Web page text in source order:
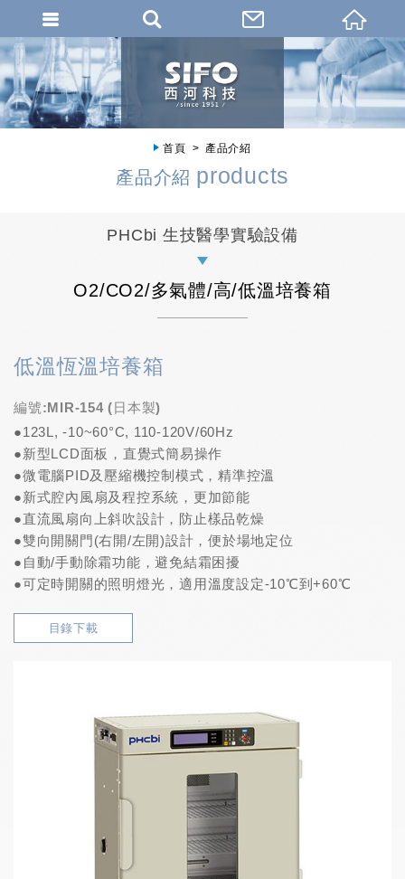
首頁 產品介紹
產品介紹 products
PHCbi 生技醫學實驗設備
O2/CO2/多氣體/高/低溫培養箱
低溫恆溫培養箱
編號:MIR-154 (日本製)
●123L, -10~60°C, 110-120V/60Hz
●新型LCD面板，直覺式簡易操作
●微電腦PID及壓縮機控制模式，精準控溫
●新式腔內風扇及程控系統，更加節能
●直流風扇向上斜吹設計，防止樣品乾燥
●雙向開關門(右開/左開)設計，便於場地定位
●自動/手動除霜功能，避免結霜困擾
●可定時開關的照明燈光，適用溫度設定-10℃到+60℃
目錄下載